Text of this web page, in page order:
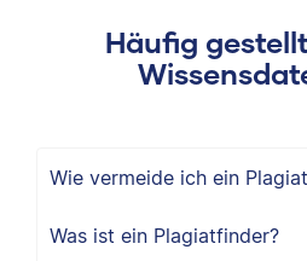
Häufig
Wie vermeide ich ein
Was ist ein Plagiatfinder?